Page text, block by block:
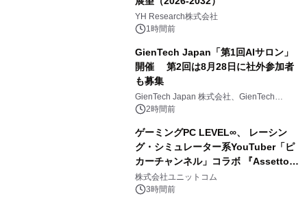
YH Research株式会社
1時間前
GienTech Japan「第1回AIサロン」
開催 第2回は8月28日に社外参加者
も募集
GienTech Japan 株式会社、GienTech
Consulting Japan 株式会社
2時間前
ゲーミングPC LEVEL∞、 レーシン
グ・シミュレーター系YouTuber「ピ
カーチャンネル」コラボ 『Assetto
Corsa EVO』推奨パソコン販売中
株式会社ユニットコム
3時間前